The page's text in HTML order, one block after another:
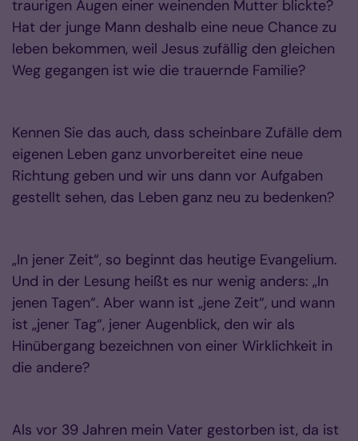
traurigen Augen einer weinenden Mutter blickte?
Hat der junge Mann deshalb eine neue Chance zu
leben bekommen, weil Jesus zufällig den gleichen
Weg gegangen ist wie die trauernde Familie?
Kennen Sie das auch, dass scheinbare Zufälle dem
eigenen Leben ganz unvorbereitet eine neue
Richtung geben und wir uns dann vor Aufgaben
gestellt sehen, das Leben ganz neu zu bedenken?
„In jener Zeit“, so beginnt das heutige Evangelium.
Und in der Lesung heißt es nur wenig anders: „In
jenen Tagen“. Aber wann ist „jene Zeit“, und wann
ist „jener Tag“, jener Augenblick, den wir als
Hinübergang bezeichnen von einer Wirklichkeit in
die andere?
Als vor 39 Jahren mein Vater gestorben ist, da ist